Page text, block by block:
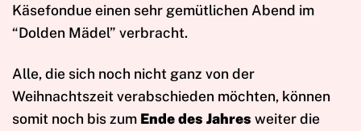
Käsefondue einen sehr gemütlichen Abend im
“Dolden Mädel” verbracht.
Alle, die sich noch nicht ganz von der
Weihnachtszeit verabschieden möchten, können
somit noch bis zum Ende des Jahres weiter die